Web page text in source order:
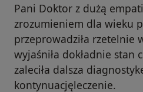
Pani Doktor z dużą
zrozumieniem dla wieku
przeprowadziła rzetelnie
wyjaśniła dokładnie stan
zaleciła dalsza
kontynuacjęleczenie.